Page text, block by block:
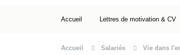
Accueil Lettres de motivation & CV
Accueil Salariés Vie dans